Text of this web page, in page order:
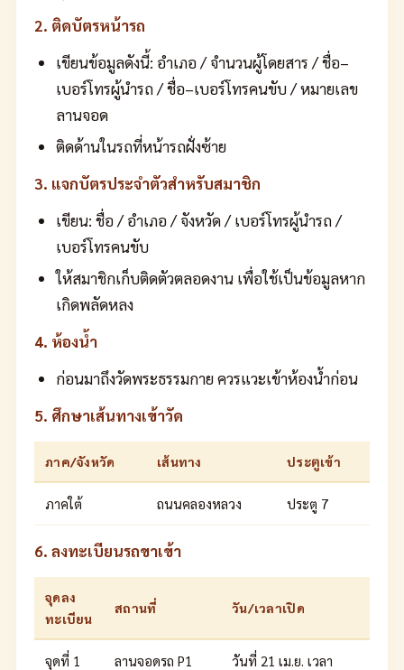
2. ติดบัตรหน้ารถ
เขียนข้อมูลดังนี้: อำเภอ / จำนวนผู้โดยสาร / ชื่อ–
เบอร์โทรผู้นำรถ / ชื่อ–เบอร์โทรคนขับ / หมายเลข
ลานจอด
ติดด้านในรถที่หน้ารถฝั่งซ้าย
3. แจกบัตรประจำตัวสำหรับสมาชิก
เขียน: ชื่อ / อำเภอ / จังหวัด / เบอร์โทรผู้นำรถ /
เบอร์โทรคนขับ
ให้สมาชิกเก็บติดตัวตลอดงาน เพื่อใช้เป็นข้อมูลหาก
เกิดพลัดหลง
4. ห้องน้ำ
ก่อนมาถึงวัดพระธรรมกาย ควรแวะเข้าห้องน้ำก่อน
5. ศึกษาเส้นทางเข้าวัด
ภาค/จังหวัด เส้นทาง ประตูเข้า
ภาคใต้ ถนนคลองหลวง ประตู 7
6. ลงทะเบียนรถขาเข้า
จุดลง
ทะเบียน
สถานที่ วัน/เวลาเปิด
จุดที่ 1
ลานจอดรถ P1
วันที่ 21 เม.ย. เวลา